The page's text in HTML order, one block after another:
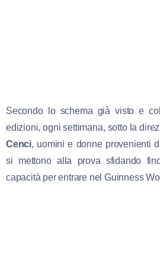
Secondo lo schema già visto e
edizioni, ogni settimana, sotto la
Cenci, uomini e donne provenienti
si mettono alla prova sfidando
capacità per entrare nel Guinness